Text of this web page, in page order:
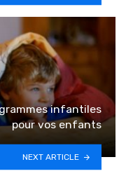
infantiles
pour vos enfants
NEXT ARTICLE